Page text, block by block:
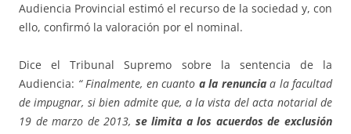
Audiencia Provincial estimó el recurso de la sociedad y, con
ello, confirmó la valoración por el nominal.
Dice el Tribunal Supremo sobre la sentencia de la
Audiencia: “ Finalmente, en cuanto a la renunciaa la facultad
de impugnar, si bien admite que, a la vista del acta notarial de
19 de marzo de 2013, se limita a los acuerdos de exclusión